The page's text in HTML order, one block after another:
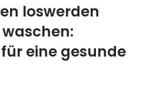
loswerden
eine gesunde